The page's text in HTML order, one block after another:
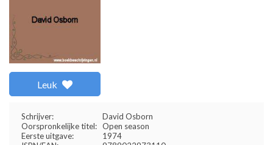
Leuk
Schrijver:
David Osborn
Oorspronkelijke titel: Open season
Eerste uitgave:
1974